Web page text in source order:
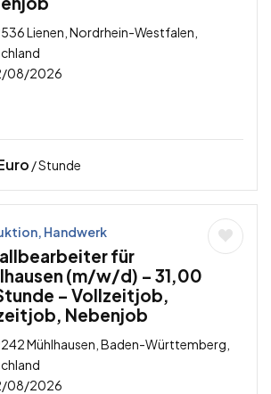
Lienen, Nordrhein-Westfalen,
08/2026
/ Stunde
Handwerk
für
(m/w/d) – 31,00
– Vollzeitjob,
Nebenjob
Mühlhausen, Baden-Württemberg,
08/2026